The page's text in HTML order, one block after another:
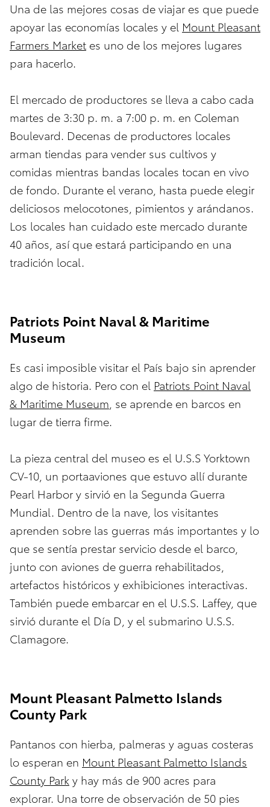
Una de las mejores cosas de viajar es que puede
apoyar las economías locales y el Mount Pleasant
Farmers Market es uno de los mejores lugares
para hacerlo.
El mercado de productores se lleva a cabo cada
martes de 3:30 p. m. a 7:00 p. m. en Coleman
Boulevard. Decenas de productores locales
arman tiendas para vender sus cultivos y
comidas mientras bandas locales tocan en vivo
de fondo. Durante el verano, hasta puede elegir
deliciosos melocotones, pimientos y arándanos.
Los locales han cuidado este mercado durante
40 años, así que estará participando en una
tradición local.
Patriots Point Naval & Maritime
Museum
Es casi imposible visitar el País bajo sin aprender
algo de historia. Pero con el Patriots Point Naval
& Maritime Museum , se aprende en barcos en
lugar de tierra firme.
La pieza central del museo es el U.S.S Yorktown
CV-10, un portaaviones que estuvo allí durante
Pearl Harbor y sirvió en la Segunda Guerra
Mundial. Dentro de la nave, los visitantes
aprenden sobre las guerras más importantes y lo
que se sentía prestar servicio desde el barco,
junto con aviones de guerra rehabilitados,
artefactos históricos y exhibiciones interactivas.
También puede embarcar en el U.S.S. Laffey, que
sirvió durante el Día D, y el submarino U.S.S.
Clamagore.
Mount Pleasant Palmetto Islands
County Park
Pantanos con hierba, palmeras y aguas costeras
lo esperan en Mount Pleasant Palmetto Islands
County Park y hay más de 900 acres para
explorar. Una torre de observación de 50 pies